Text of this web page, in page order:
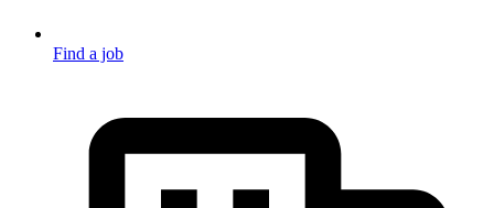
Find a job